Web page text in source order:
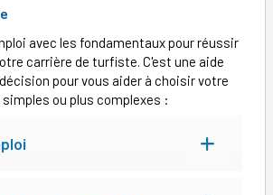
avec les fondamentaux pour réussir
carrière de turfiste. C'est une aide
pour vous aider à choisir votre
ou plus complexes :